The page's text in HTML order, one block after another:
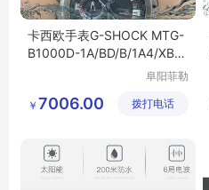
卡西欧手表G-SHOCK MTG-
B1000D-1A/BD/B/1A4/XB/X
阜阳菲勒
公司
￥ 7006.00 拨打电话